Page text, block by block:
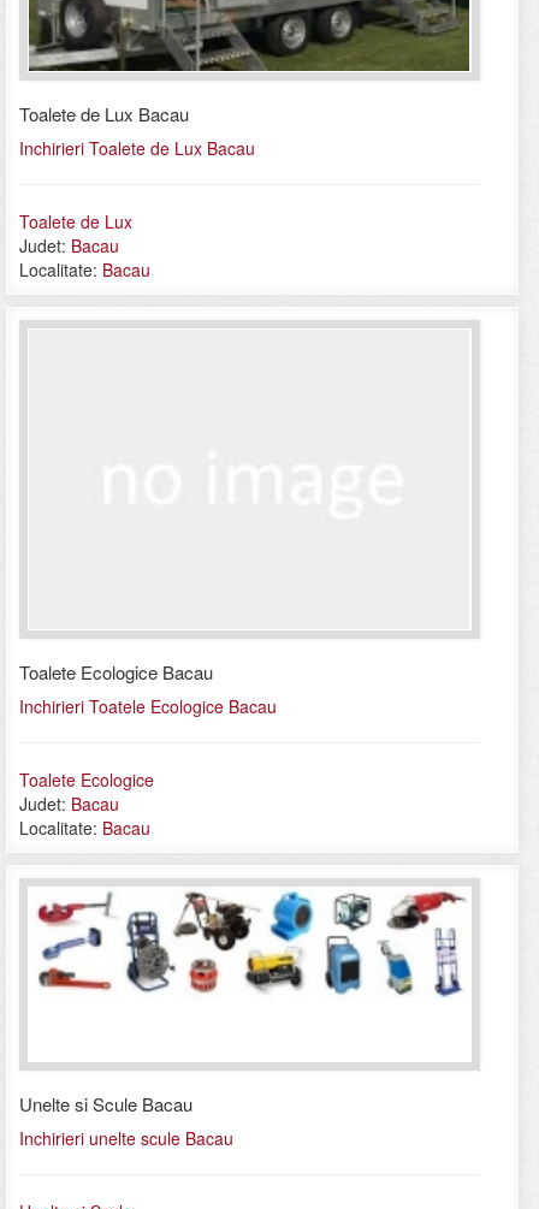
Toalete de Lux Bacau
Inchirieri Toalete de Lux Bacau
Toalete de Lux
Judet: Bacau
Localitate: Bacau
Toalete Ecologice Bacau
Inchirieri Toatele Ecologice Bacau
Toalete Ecologice
Judet: Bacau
Localitate: Bacau
Unelte si Scule Bacau
Inchirieri unelte scule Bacau